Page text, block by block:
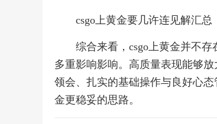
csgo上黄金要几许连见解汇总
综合来看，csgo上黄金并不
多重影响影响。高质量表现能够
领会、扎实的基础操作与良好心
金更稳妥的思路。